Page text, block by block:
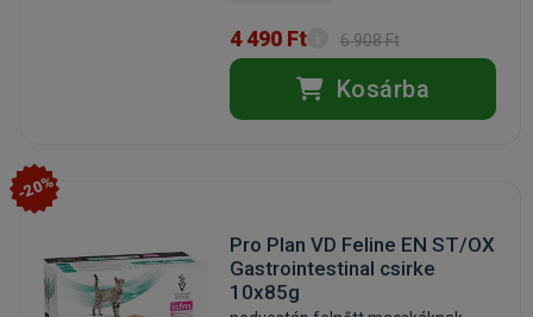
4 490 Ft 6 908 Ft
Kosárba
-20%
Pro Plan VD Feline EN ST/OX
Gastrointestinal csirke
10x85g